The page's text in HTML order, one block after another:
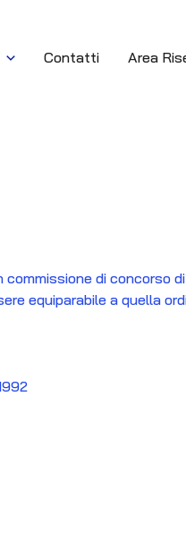
Contatti Area
di concorso
equiparabile a quella